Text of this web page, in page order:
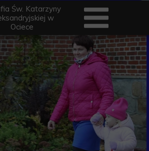
Św. Katarzyny
w
Ociece